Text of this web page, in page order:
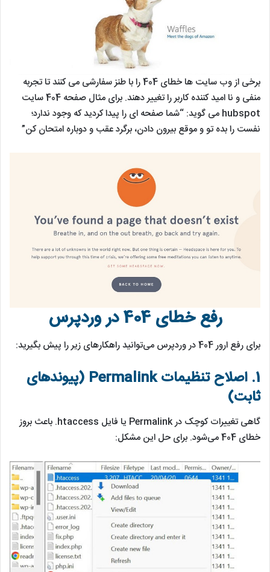
برخی از وب سایت ها خطای 404 را با طنز سفارشی می کنند تا تجربه
منفی و نا امید کننده کاربر را تغییر دهند. برای مثال صفحه 404 سایت
hubspot می گوید: “شما صفحه ای را پیدا کردید که وجود ندارد؛
نفست را بده تو و موقع بیرون دادن، برگرد عقب و دوباره امتحان کن”
رفع خطای 404 در وردپرس
برای رفع ارور 404 در وردپرس می‌توانید راهکارهای زیر را پیش‌ بگیرید:
1. اصلاح تنظیمات Permalink (پیوندهای
ثابت)
گاهی تغییرات کوچک در Permalink یا فایل htaccess. باعث بروز
خطای 404 می‌شود. برای حل این مشکل: